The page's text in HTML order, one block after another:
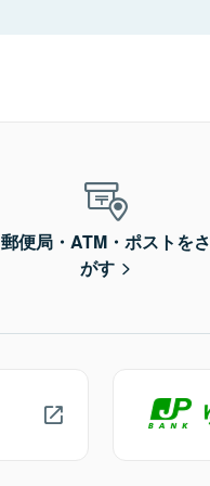
郵便局・ATM・ポストをさ
がす